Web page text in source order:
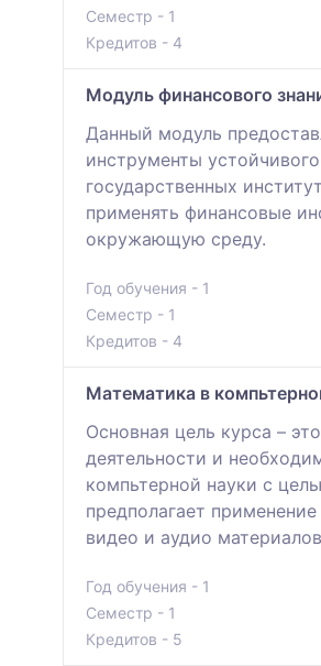
Семестр - 1
Кредитов - 4
Модуль финансового
Данный модуль
инструменты
государственных
применять финансовые
окружающую среду.
Год обучения - 1
Семестр - 1
Кредитов - 4
Математика в
Основная цель курса –
деятельности и
компьтерной науки с
предполагает
видео и аудио
Год обучения - 1
Семестр - 1
Кредитов - 5